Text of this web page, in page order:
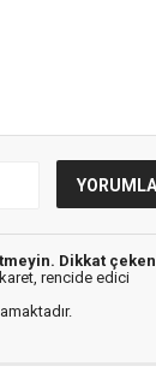
Dikkat çeken
rencide edici